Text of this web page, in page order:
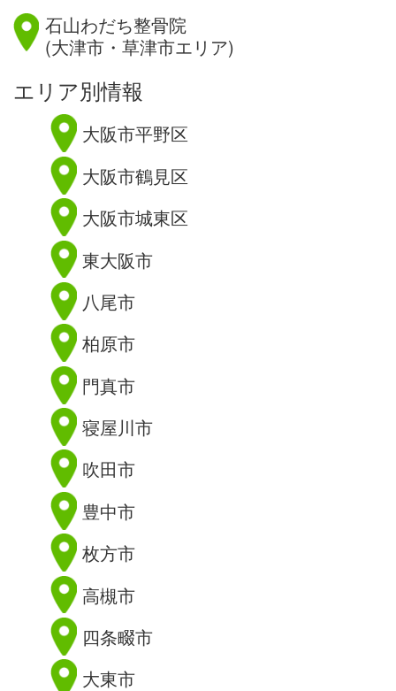
石山わだち整骨院
(大津市・草津市エリア)
エリア別情報
大阪市平野区
大阪市鶴見区
大阪市城東区
東大阪市
八尾市
柏原市
門真市
寝屋川市
吹田市
豊中市
枚方市
高槻市
四条畷市
大東市